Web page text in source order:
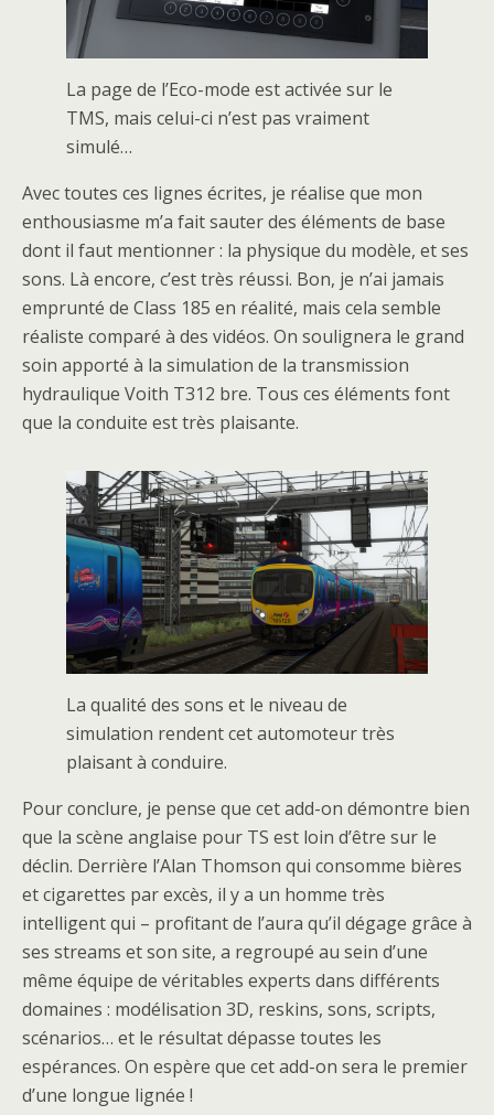
La page de l’Eco-mode est activée sur le
TMS, mais celui-ci n’est pas vraiment
simulé…
Avec toutes ces lignes écrites, je réalise que mon
enthousiasme m’a fait sauter des éléments de base
dont il faut mentionner : la physique du modèle, et ses
sons. Là encore, c’est très réussi. Bon, je n’ai jamais
emprunté de Class 185 en réalité, mais cela semble
réaliste comparé à des vidéos. On soulignera le grand
soin apporté à la simulation de la transmission
hydraulique Voith T312 bre. Tous ces éléments font
que la conduite est très plaisante.
La qualité des sons et le niveau de
simulation rendent cet automoteur très
plaisant à conduire.
Pour conclure, je pense que cet add-on démontre bien
que la scène anglaise pour TS est loin d’être sur le
déclin. Derrière l’Alan Thomson qui consomme bières
et cigarettes par excès, il y a un homme très
intelligent qui – profitant de l’aura qu’il dégage grâce à
ses streams et son site, a regroupé au sein d’une
même équipe de véritables experts dans différents
domaines : modélisation 3D, reskins, sons, scripts,
scénarios… et le résultat dépasse toutes les
espérances. On espère que cet add-on sera le premier
d’une longue lignée !